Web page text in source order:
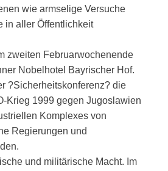
wie armselige Versuche
in aller Öffentlichkeit
zweiten Februarwochenende
Nobelhotel Bayrischer Hof.
?Sicherheitskonferenz? die
Krieg 1999 gegen Jugoslawien
Komplexes von
Regierungen und
und militärische Macht. Im